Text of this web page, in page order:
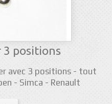
positions
avec 3 positions - tout
- Simca - Renault